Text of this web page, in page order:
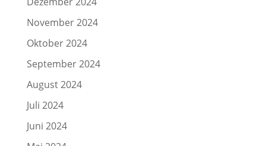
November 2024
Oktober 2024
September 2024
August 2024
Juli 2024
Juni 2024